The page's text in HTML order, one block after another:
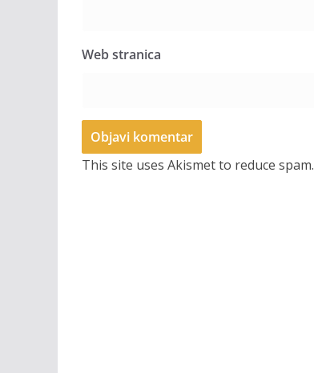
Web stranica
This site uses Akismet to reduce spam.